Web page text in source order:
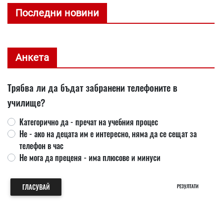
Последни новини
Анкета
Трябва ли да бъдат забранени телефоните в
училище?
Категорично да - пречат на учебния процес
Не - ако на децата им е интересно, няма да се сещат за
телефон в час
Не мога да преценя - има плюсове и минуси
ГЛАСУВАЙ РЕЗУЛТАТИ